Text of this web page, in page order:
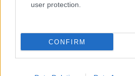
user protection.
CONFIRM